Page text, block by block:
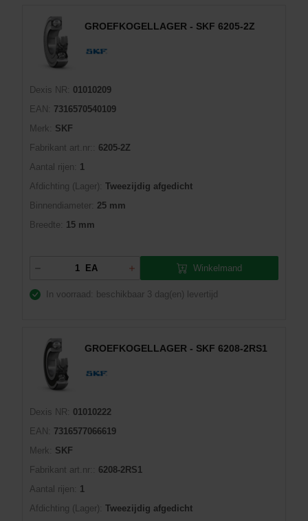
GROEFKOGELLAGER - SKF 6205-2Z
Dexis NR:
01010209
EAN:
7316570540109
Merk:
SKF
Fabrikant art.nr::
6205-2Z
Aantal rijen:
1
Afdichting (Lager): Tweezijdig afgedicht
Binnendiameter: 25 mm
Breedte:
15 mm
EA Winkelmand
In voorraad: beschikbaar 3 dag(en) levertijd
GROEFKOGELLAGER - SKF 6208-2RS1
Dexis NR:
01010222
EAN:
7316577066619
Merk:
SKF
Fabrikant art.nr::
6208-2RS1
Aantal rijen:
1
Afdichting (Lager): Tweezijdig afgedicht